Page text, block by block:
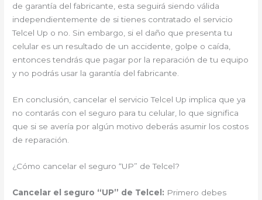
de garantía del fabricante, esta seguirá siendo válida
independientemente de si tienes contratado el servicio
Telcel Up o no. Sin embargo, si el daño que presenta tu
celular es un resultado de un accidente, golpe o caída,
entonces tendrás que pagar por la reparación de tu equipo
y no podrás usar la garantía del fabricante.
En conclusión, cancelar el servicio Telcel Up implica que ya
no contarás con el seguro para tu celular, lo que significa
que si se avería por algún motivo deberás asumir los costos
de reparación.
¿Cómo cancelar el seguro “UP” de Telcel?
Cancelar el seguro “UP” de Telcel: Primero debes